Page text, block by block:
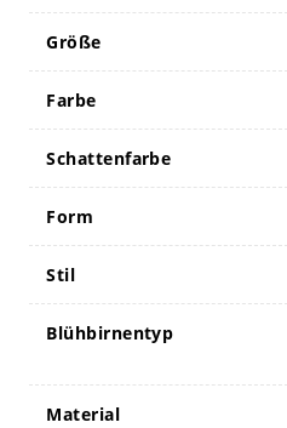
Größe
Farbe
Schattenfarbe
Form
Stil
Blühbirnentyp
Material